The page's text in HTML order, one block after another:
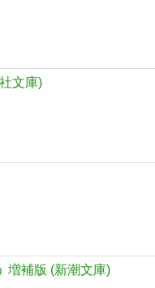
文庫)
増補版 (新潮文庫)